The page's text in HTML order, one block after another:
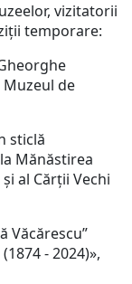
vizitatorii
temporare:
Muzeul de
sticlă
Mănăstirea
al Cărţii Vechi
Văcărescu”
- 2024)»,